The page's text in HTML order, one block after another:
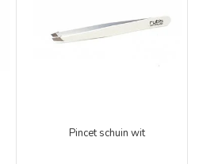
Pincet schuin wit